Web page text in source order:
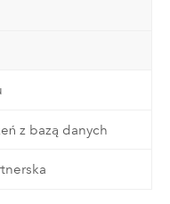
z bazą danych